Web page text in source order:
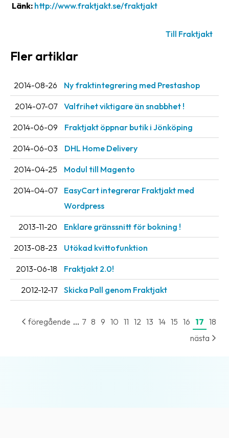
Upphämtningar
Nedladdningar
Streckkodsläsare
Kundtjänst
Om
företaget
Fraktjakt
Pressrum
Medarbetare
Jobb
&
Nyhetsarkiv
Länk: http://www.fraktjakt.se/fraktjakt
Till Fraktjakt
Fler artiklar
2014-08-26 Ny fraktintegrering med Prestashop
2014-07-07 Valfrihet viktigare än snabbhet !
2014-06-09 Fraktjakt öppnar butik i Jönköping
2014-06-03 DHL Home Delivery
2014-04-25 Modul till Magento
2014-04-07
EasyCart integrerar Fraktjakt med
Wordpress
2013-11-20 Enklare gränssnitt för bokning !
2013-08-23 Utökad kvittofunktion
2013-06-18 Fraktjakt 2.0!
2012-12-17 Skicka Pall genom Fraktjakt
föregående ... 7 8 9 10 11 12 13 14 15 16 17 18
nästa